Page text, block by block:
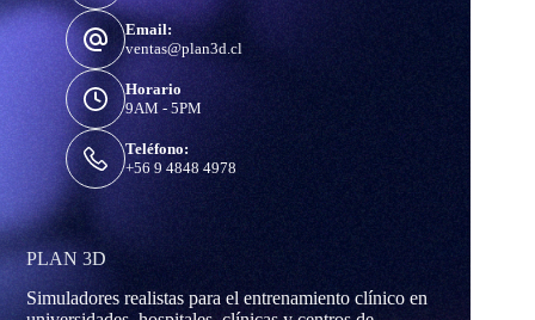
Email:
ventas@plan3d.cl
Horario
9AM - 5PM
Teléfono:
+56 9 4848 4978
PLAN 3D
Simuladores realistas para el entrenamiento clínico en